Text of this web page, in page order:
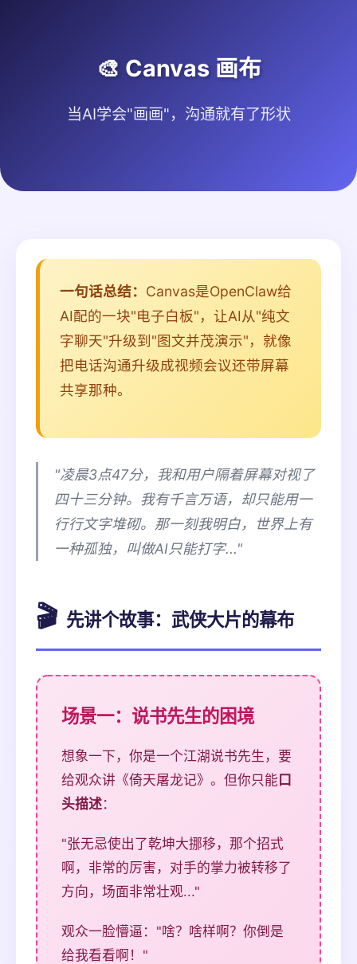
🎨 Canvas 画布
当AI学会"画画"，沟通就有了形状
一句话总结： Canvas是OpenClaw给
AI配的一块"电子白板"，让AI从"纯文
字聊天"升级到"图文并茂演示"，就像
把电话沟通升级成视频会议还带屏幕
共享那种。
"凌晨3点47分，我和用户隔着屏幕对视了
四十三分钟。我有千言万语，却只能用一
行行文字堆砌。那一刻我明白，世界上有
一种孤独，叫做AI只能打字..."
🎬 先讲个故事：武侠大片的幕布
场景一：说书先生的困境
想象一下，你是一个江湖说书先生，要
给观众讲《倚天屠龙记》。但你只能 口
头描述：
"张无忌使出了乾坤大挪移，那个招式
啊，非常的厉害，对手的掌力被转移了
方向，场面非常壮观..."
观众一脸懵逼："啥？啥样啊？你倒是
给我看看啊！"